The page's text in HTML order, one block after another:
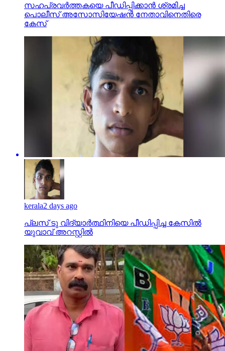
സഹപ്രവര്‍ത്തകയെ പീഡിപ്പിക്കാന്‍ ശ്രമിച്ച
പൊലീസ് അസോസിയേഷന്‍ നേതാവിനെതിരെ
കേസ്
kerala2 days ago
പ്ലസ് ടു വിദ്യാര്‍ത്ഥിനിയെ പീഡിപ്പിച്ച കേസില്‍
യുവാവ് അറസ്റ്റില്‍